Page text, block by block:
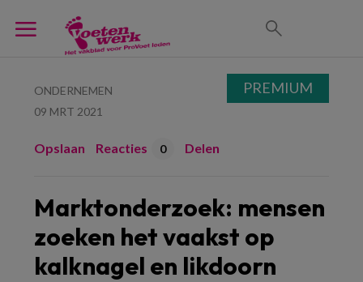
ONDERNEMEN
09 MRT 2021
Opslaan Reacties 0 Delen
Marktonderzoek: mensen
zoeken het vaakst op
kalknagel en likdoorn
PREMIUM